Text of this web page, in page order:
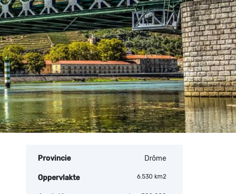
Provincie Drôme
Oppervlakte 6.530 km2